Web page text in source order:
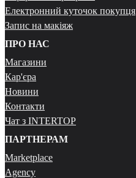
Електронний куточок покупця
Запис на макіяж
ПРО НАС
Магазини
Кар'єра
Новини
Контакти
Чат з INTERTOP
ПАРТНЕРАМ
Marketplace
Agency